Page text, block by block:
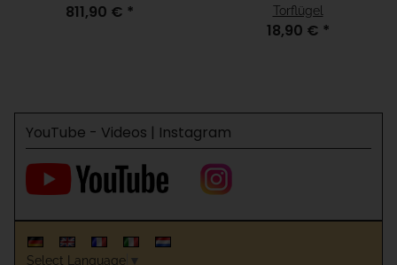
811,90 € *
Torflügel
18,90 € *
YouTube - Videos | Instagram
Select Language ▼